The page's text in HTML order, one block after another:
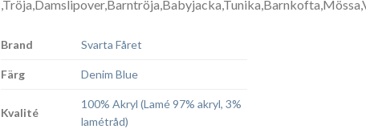
Brand Svarta Fåret
Färg Denim Blue
Kvalité
100% Akryl (Lamé 97% akryl, 3%
lamétråd)